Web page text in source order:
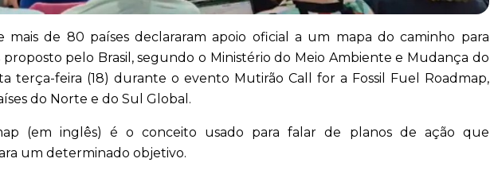
mais de 80 países declararam apoio oficial a um mapa do caminho para
proposto pelo Brasil, segundo o Ministério do Meio Ambiente e Mudança do
terça-feira (18) durante o evento Mutirão Call for a Fossil Fuel Roadmap,
do Norte e do Sul Global.
(em inglês) é o conceito usado para falar de planos de ação que
um determinado objetivo.